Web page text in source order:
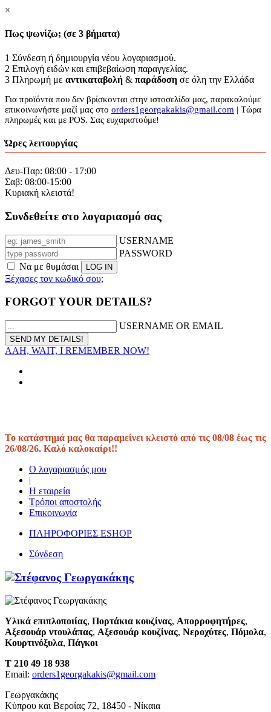
×
Πως ψωνίζω; (σε 3 βήματα)
1 Σύνδεση ή δημιουργία νέου λογαριασμού.
2 Επιλογή ειδών και επιβεβαίωση παραγγελίας.
3 Πληρωμή με αντικαταβολή & παράδοση σε όλη την Ελλάδα
Για προϊόντα που δεν βρίσκονται στην ιστοσελίδα μας, παρακαλούμε
επικοινωνήστε μαζί μας στο orders1georgakakis@gmail.com | Τώρα
πληρωμές και με POS. Σας ευχαριστούμε!
Ώρες λειτουργίας
Δευ-Παρ: 08:00 - 17:00
Σαβ: 08:00-15:00
Κυριακή κλειστά!
Συνδεθείτε στο λογαριασμό σας
USERNAME
PASSWORD
Να με θυμάσαι
Ξέχασες τον κωδικό σου;
FORGOT YOUR DETAILS?
USERNAME OR EMAIL
AAH, WAIT, I REMEMBER NOW!
Το κατάστημά μας θα παραμείνει κλειστό από τις 08/08 έως τις
26/08/26. Καλό καλοκαίρι!!
Ο λογαριασμός μου
|
Η εταιρεία
Τρόποι αποστολής
Επικοινωνία
ΠΛΗΡΟΦΟΡΙΕΣ ESHOP
Σύνδεση
Υλικά επιπλοποιίας, Πορτάκια κουζίνας, Απορροφητήρες,
Αξεσουάρ ντουλάπας, Αξεσουάρ κουζίνας, Νεροχύτες, Πόμολα,
Κουρτινόξυλα, Πάγκοι
T 210 49 18 938
Email: orders1georgakakis@gmail.com
Γεωργακάκης
Κύπρου και Βεροίας 72, 18450 - Νίκαια